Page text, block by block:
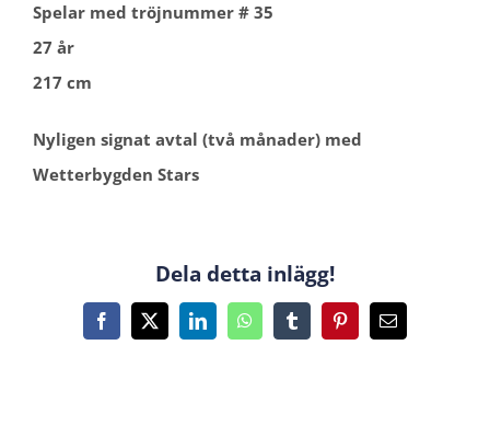
Spelar med tröjnummer # 35
27 år
217 cm
Nyligen signat avtal (två månader) med
Wetterbygden Stars
Dela detta inlägg!
Facebook
X LinkedInWhatsAppTumblrPinterest
E-
post